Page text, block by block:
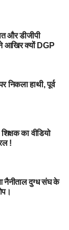
और डीजीपी
आखिर क्यों DGP
निकला हाथी, पूर्व
का वीडियो
!
नैनीताल दुग्ध संघ के